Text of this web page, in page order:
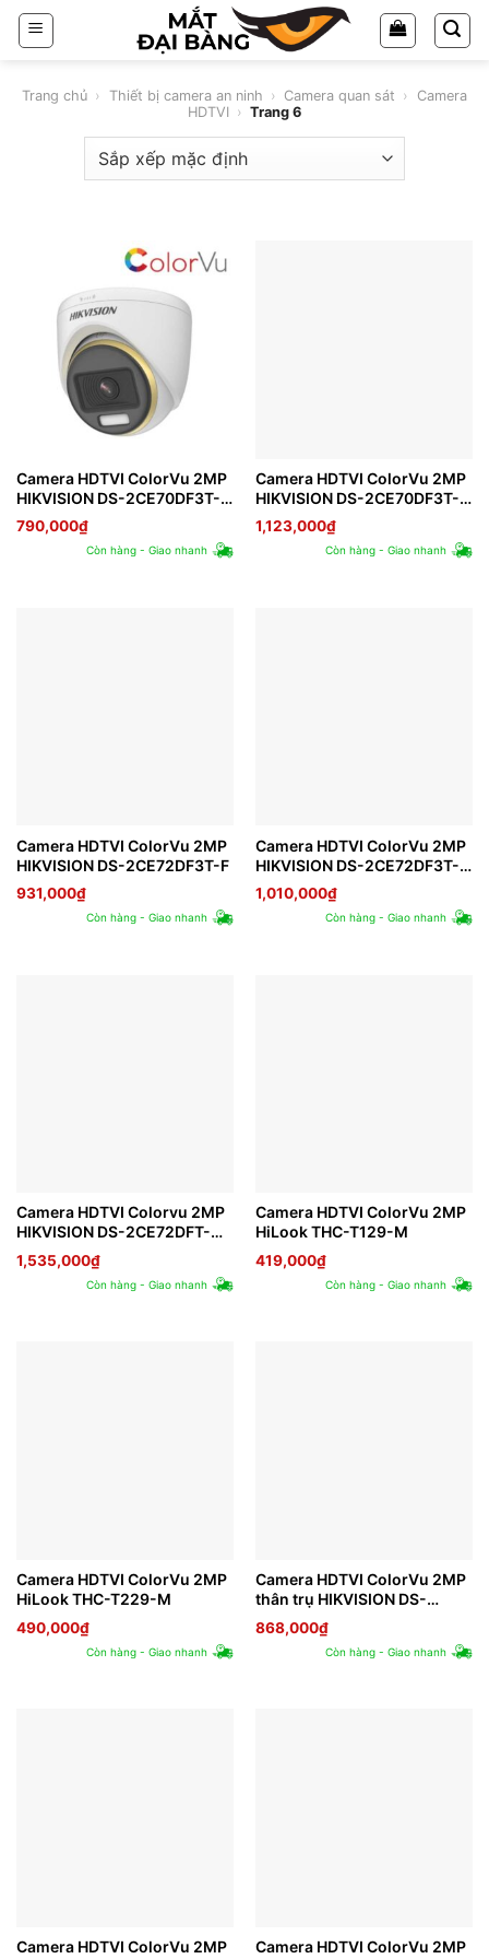
Chuyển
đến
dungTrang chủ › Thiết bị camera an ninh › Camera quan sát ›
Camera
HDTVI › Trang 6
Camera HDTVI ColorVu 2MP
HIKVISION DS-2CE70DF3T-
PFS
790,000₫
Còn hàng - Giao nhanh
Camera HDTVI ColorVu 2MP
HIKVISION DS-2CE70DF3T-
PTS
1,123,000₫
Còn hàng - Giao nhanh
Camera HDTVI ColorVu 2MP
HIKVISION DS-2CE72DF3T-F
931,000₫
Còn hàng - Giao nhanh
Camera HDTVI ColorVu 2MP
HIKVISION DS-2CE72DF3T-
FS
1,010,000₫
Còn hàng - Giao nhanh
Camera HDTVI Colorvu 2MP
HIKVISION DS-2CE72DFT-
PIRXOF
1,535,000₫
Còn hàng - Giao nhanh
Camera HDTVI ColorVu 2MP
HiLook THC-T129-M
419,000₫
Còn hàng - Giao nhanh
Camera HDTVI ColorVu 2MP
HiLook THC-T229-M
490,000₫
Còn hàng - Giao nhanh
Camera HDTVI ColorVu 2MP
thân trụ HIKVISION DS-
2CE10DF3T-F
868,000₫
Còn hàng - Giao nhanh
Camera HDTVI ColorVu 2MP
Camera HDTVI ColorVu 2MP